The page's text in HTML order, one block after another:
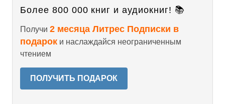
Более 800 000 книг и аудиокниг! 📚
Получи 2 месяца Литрес Подписки в
подарок и наслаждайся неограниченным
чтением
ПОЛУЧИТЬ ПОДАРОК